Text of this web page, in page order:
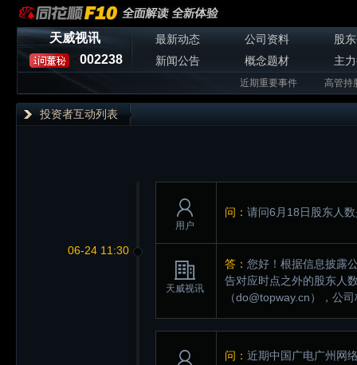
天威视讯
002238
最新动态 公司资料
股
新闻公告
概念题材 主
近期重要事件 高管持
投资者互动列表
06-24 11:30
用户
问： 请问6月18日股东人
天威视讯
答： 您好！根据信息披露
告对应时点之外的股东人
（do@topway.cn），公
问： 近期中国广电广州网